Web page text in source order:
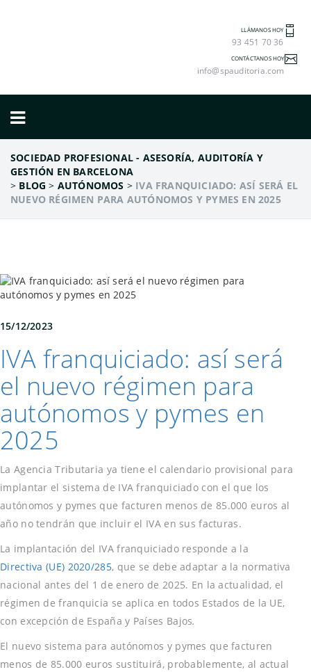
LLÁMANOS HOY
93 451 70 36
CONTÁCTANOS HOY
info@spauditoria.com
SOCIEDAD PROFESIONAL - ASESORÍA, AUDITORÍA Y
GESTIÓN EN BARCELONA
> BLOG > AUTÓNOMOS > IVA FRANQUICIADO: ASÍ SERÁ EL
NUEVO RÉGIMEN PARA AUTÓNOMOS Y PYMES EN 2025
15/12/2023
IVA franquiciado: así será
el nuevo régimen para
autónomos y pymes en
2025
La Agencia Tributaria ya tiene el calendario provisional para
implantar el sistema de IVA franquiciado con el que los
autónomos y pymes que facturen menos de 85.000 euros al
año no tendrán que incluir el IVA en sus facturas.
La implantación del IVA franquiciado responde a la
Directiva (UE) 2020/285, que se debe adaptar a la normativa
nacional antes del 1 de enero de 2025. En la actualidad, el
régimen de franquicia se aplica en todos Estados de la UE,
con excepción de España y Países Bajos.
El nuevo sistema para autónomos y pymes que facturen
menos de 85.000 euros sustituirá, probablemente, al actual